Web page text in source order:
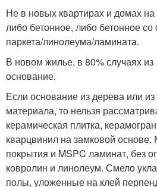
Не в новых квартирах и домах
либо бетонное, либо бетонное со
паркета/линолеума/ламината.
В новом жилье, в 80% случаях из
основание.
Если основание из дерева или
материала, то нельзя
керамическая плитка,
кварцвинил на замковой
покрытия и MSPC ламинат, без
ковролин и линолеум. Смело
полы, уложенные на клей